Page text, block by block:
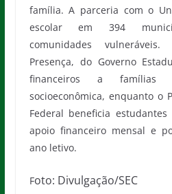
família. A parceria com o
escolar em 394
comunidades
Presença, do Governo
financeiros a famílias
socioeconômica, enquanto o
Federal beneficia
apoio financeiro mensal e
ano letivo.
Foto: Divulgação/SEC